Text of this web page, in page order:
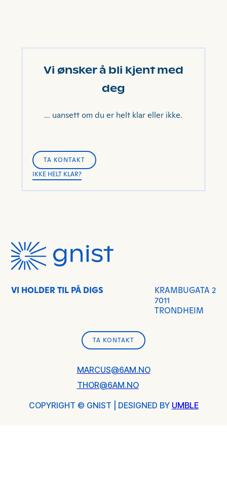
Vi ønsker å bli kjent med
deg
... uansett om du er helt klar eller ikke.
TA KONTAKT
TA KONTAKT
IKKE HELT KLAR?
VI HOLDER TIL PÅ DIGS
KRAMBUGATA 2
7011
TRONDHEIM
TA KONTAKT
TA KONTAKT
MARCUS@6AM.NO
THOR@6AM.NO
COPYRIGHT © GNIST | DESIGNED BY UMBLE